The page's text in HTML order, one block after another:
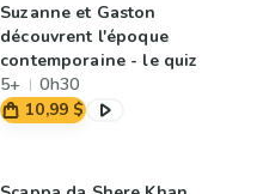
Suzanne et Gaston
découvrent l'époque
contemporaine - le quiz
5+
0h30
10,99 $